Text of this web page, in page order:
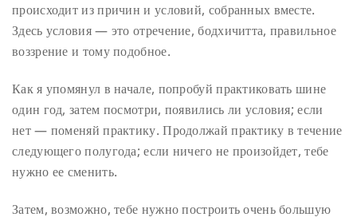
происходит из причин и условий, собранных вместе.
Здесь условия — это отречение, бодхичитта, правильное
воззрение и тому подобное.
Как я упомянул в начале, попробуй практиковать шине
один год, затем посмотри, появились ли условия; если
нет — поменяй практику. Продолжай практику в течение
следующего полугода; если ничего не произойдет, тебе
нужно ее сменить.
Затем, возможно, тебе нужно построить очень большую